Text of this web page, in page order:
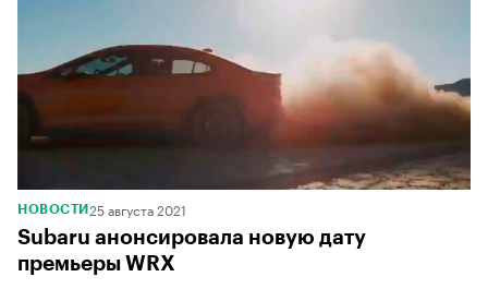
НОВОСТИ 25 августа 2021
Subaru анонсировала новую дату
премьеры WRX